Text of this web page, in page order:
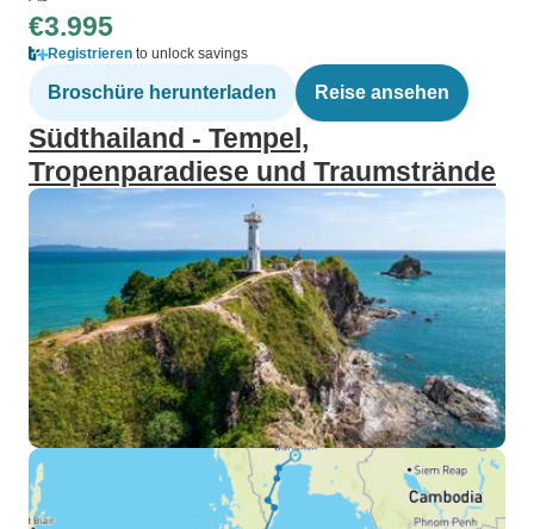
€3.995
Registrieren to unlock savings
Broschüre herunterladen Reise ansehen
Südthailand - Tempel,
Tropenparadiese und Traumstrände